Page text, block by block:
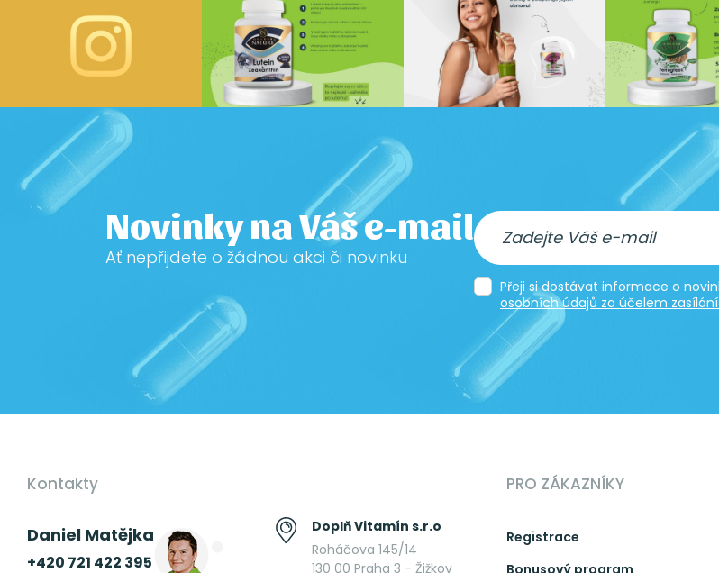
Novinky na Váš e-mail
Ať nepřijdete o žádnou akci či novinku
Přeji si dostávat informace o
osobních údajů za účelem
Kontakty
Daniel Matějka
+420 721 422 395
Doplň Vitamín s.r.o
Roháčova 145/14
130 00 Praha 3 - Žižkov
PRO ZÁKAZNÍKY
Registrace